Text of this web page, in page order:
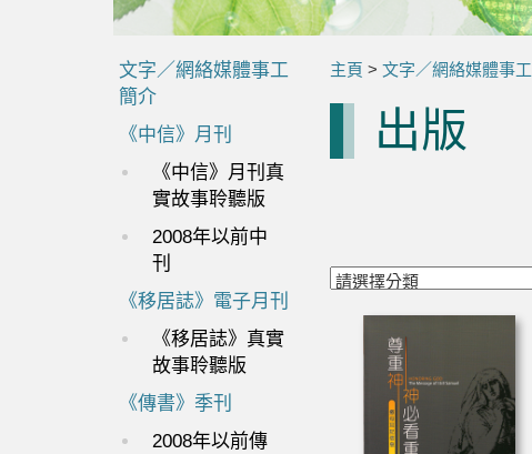
文字／網絡媒體事工
簡介
《中信》月刊
《中信》月刊真
實故事聆聽版
2008年以前中
刊
《移居誌》電子月刊
《移居誌》真實
故事聆聽版
《傳書》季刊
2008年以前傳
主頁 > 文字／網絡媒體事工
出版